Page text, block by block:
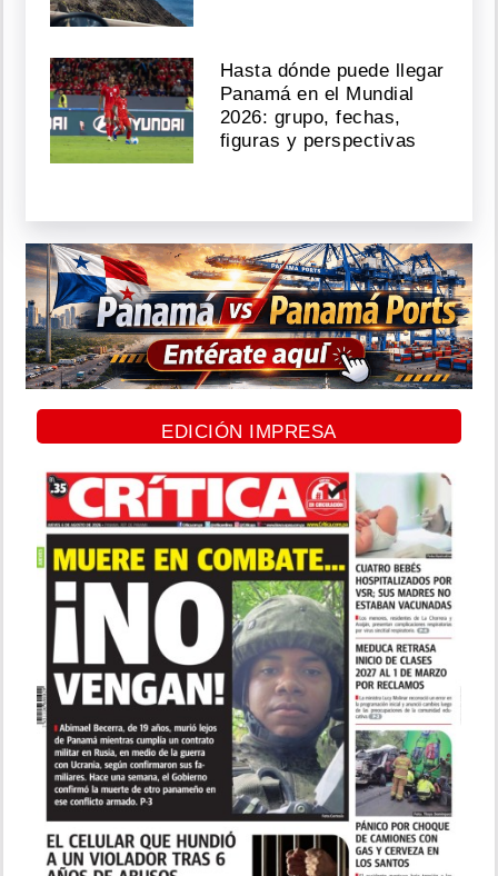
Hasta dónde puede llegar
Panamá en el Mundial
2026: grupo, fechas,
figuras y perspectivas
EDICIÓN IMPRESA